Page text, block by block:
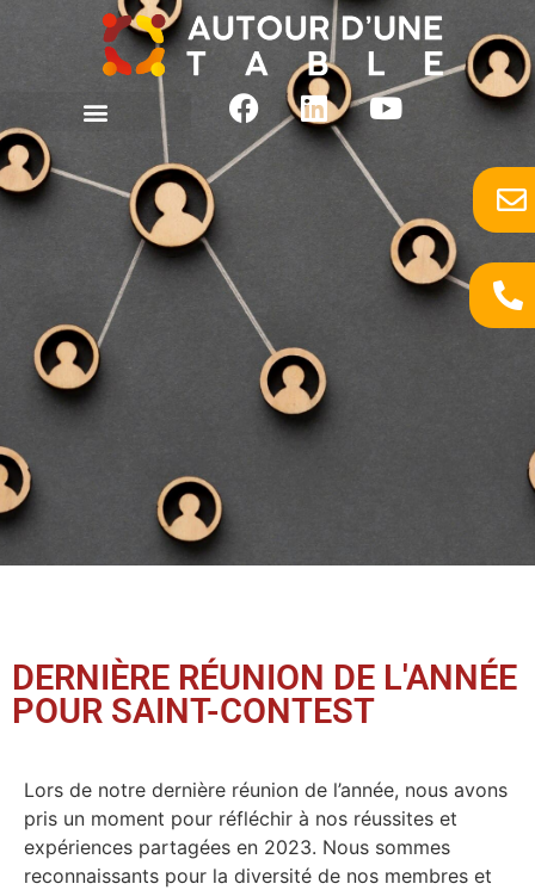
DERNIÈRE RÉUNION DE L'ANNÉE
POUR SAINT-CONTEST
Lors de notre dernière réunion de l’année, nous avons
pris un moment pour réfléchir à nos réussites et
expériences partagées en 2023. Nous sommes
reconnaissants pour la diversité de nos membres et